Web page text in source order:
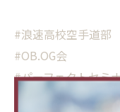
#浪速高校空手道部
#OB.OG会
#パーフェクトセミ
#テクニックとスキ